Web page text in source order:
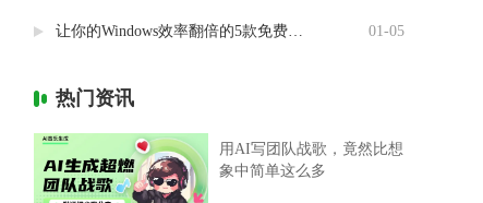
让你的Windows效率翻倍的5款免费神器 01-05
热门资讯
用AI写团队战歌，竟然比想
象中简单这么多